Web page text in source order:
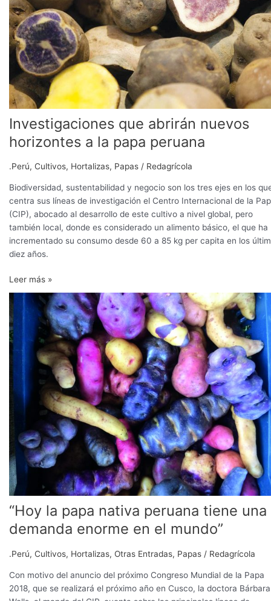
Investigaciones que abrirán nuevos
horizontes a la papa peruana
.Perú, Cultivos, Hortalizas, Papas / Redagrícola
Biodiversidad, sustentabilidad y negocio son los tres ejes en los
centra sus líneas de investigación el Centro Internacional de la
(CIP), abocado al desarrollo de este cultivo a nivel global, pero
también local, donde es considerado un alimento básico, el que ha
incrementado su consumo desde 60 a 85 kg per capita en los
diez años.
papa
peruana
Leer más »
“Hoy la papa nativa peruana tiene una
demanda enorme en el mundo”
.Perú, Cultivos, Hortalizas, Otras Entradas, Papas / Redagrícola
Con motivo del anuncio del próximo Congreso Mundial de la Papa
2018, que se realizará el próximo año en Cusco, la doctora Bárbara
“Hoy
papa
nativa
peruana
una
demanda
enorme
en
mundo”